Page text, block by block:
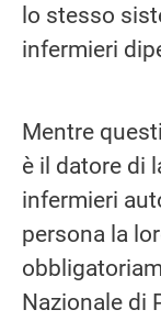
lo stesso
infermieri
Mentre
è il datore di
infermieri
persona la
Nazionale di